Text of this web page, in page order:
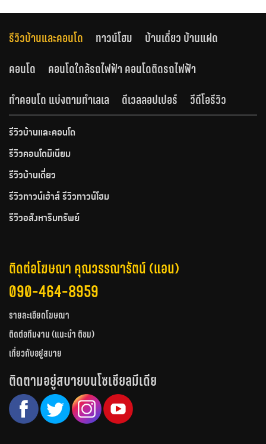
รีวิวบ้านและคอนโด ทาวน์โฮม
บ้านเดี่ยว บ้านแฝด
คอนโด
คอนโดใกล้รถไฟฟ้า คอนโดติดรถไฟฟ้า
ทำคอนโด แบ่งตามทำเลเล
ดีเวลลอปเปอร์ วีดีโอรีวิว
รีวิวบ้านและคอนโด
รีวิวคอนโดมิเนียม
รีวิวบ้านเดี่ยว
รีวิวทาวน์เฮ้าส์ รีวิวทาวน์โฮม
รีวิวอสังหาริมทรัพย์
ติดต่อโฆษณา คุณวรรณารัตน์ (แอน)
090-464-8959
รายละเอียดโฆษณา
ติดต่อทีมงาน (แนะนำ ติชม)
เกี่ยวกับอยู่สบาย
ติดตามอยู่สบายบนโซเชียลมีเดีย